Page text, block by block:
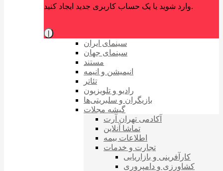
وارد شوید یا یک حساب کاربری جدید ایجاد کنید.
سینمای ایران
سینمای جهان
مستند
انیمیشن و انیمه
تئاتر
رادیو و تلویزیون
بازیگران و سلبریتی‌ها
گیشه مجلات
آکادمی تهران آرت
تماشا آنلاین
اطلاعات بیمه
تجارت و خدمات
کارآفرینی و بازاریابی
کشاورزی و دامپروری